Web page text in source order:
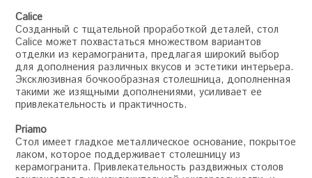
Calice
Созданный с тщательной проработкой деталей, стол
Calice может похвастаться множеством вариантов
отделки из керамогранита, предлагая широкий выбор
для дополнения различных вкусов и эстетики интерьера.
Эксклюзивная бочкообразная столешница, дополненная
такими же изящными дополнениями, усиливает ее
привлекательность и практичность.
Priamo
Стол имеет гладкое металлическое основание, покрытое
лаком, которое поддерживает столешницу из
керамогранита. Привлекательность раздвижных столов